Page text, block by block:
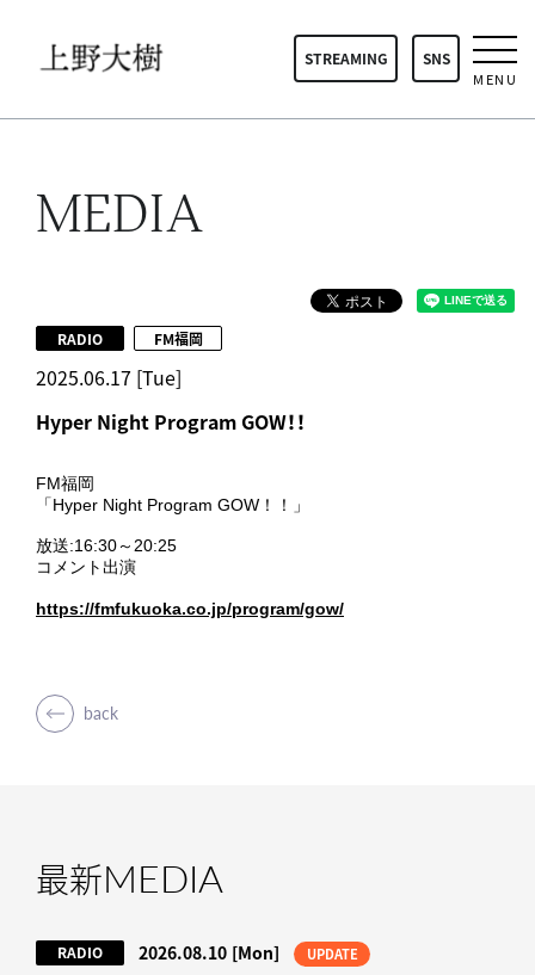
MENU
STREAMING SNS
MEDIA
2025.06.17 [Tue]
RADIO FM福岡
Hyper Night Program GOW！！
FM福岡
「Hyper Night Program GOW！！」
放送:16:30～20:25
コメント出演
https://fmfukuoka.co.jp/program/gow/
back
最新MEDIA
RADIO 2026.08.10 [Mon] UPDATE